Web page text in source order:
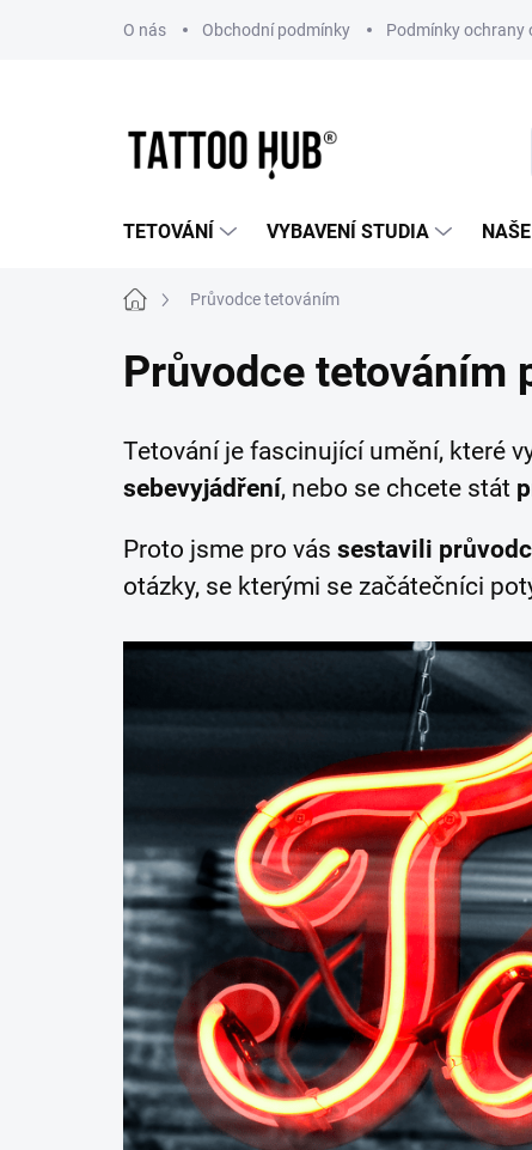
O nás Obchodní podmínky Podmínky ochrany
TETOVÁNÍ VYBAVENÍ STUDIA
Domů Průvodce tetováním
Průvodce tetováním
Tetování je fascinující umění, které
sebevyjádření, nebo se chcete stát
Proto jsme pro vás sestavili
otázky, se kterými se začátečníci